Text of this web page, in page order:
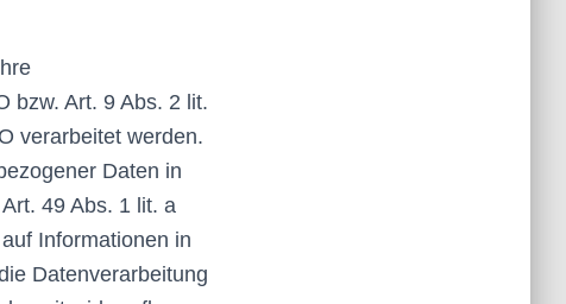
bzw. Art. 9 Abs. 2 lit.
verarbeitet werden.
Daten in
49 Abs. 1 lit. a
Informationen in
Datenverarbeitung